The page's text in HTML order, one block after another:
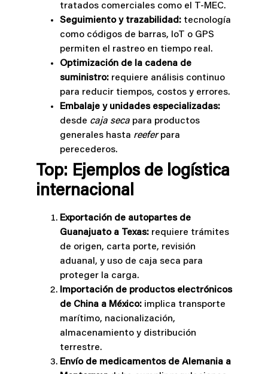
tratados comerciales como el T-MEC.
Seguimiento y trazabilidad: tecnología
como códigos de barras, IoT o GPS
permiten el rastreo en tiempo real.
Optimización de la cadena de
suministro: requiere análisis continuo
para reducir tiempos, costos y errores.
Embalaje y unidades especializadas:
desde caja seca para productos
generales hasta reeferpara
perecederos.
Top: Ejemplos de logística
internacional
Exportación de autopartes de
Guanajuato a Texas: requiere trámites
de origen, carta porte, revisión
aduanal, y uso de caja seca para
proteger la carga.
Importación de productos electrónicos
de China a México: implica transporte
marítimo, nacionalización,
almacenamiento y distribución
terrestre.
Envío de medicamentos de Alemania a